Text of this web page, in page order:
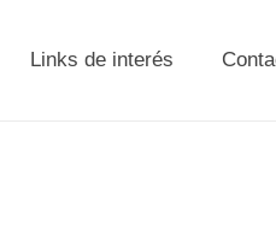
Links de interés